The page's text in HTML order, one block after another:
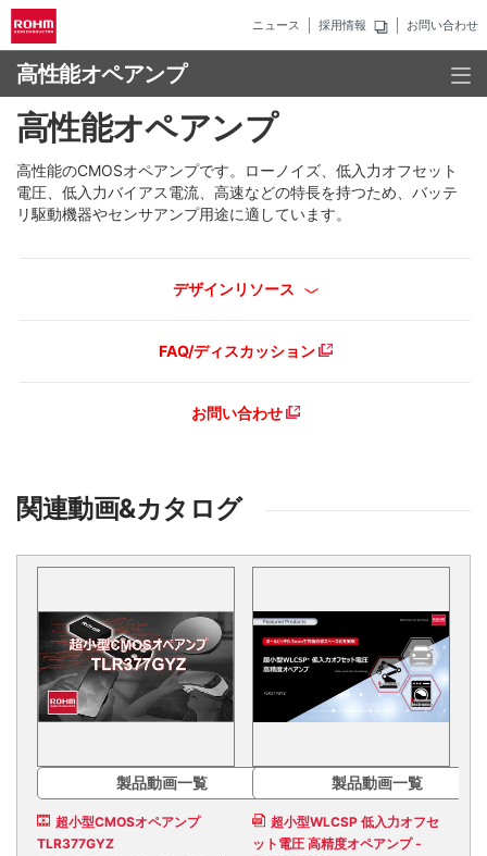
ニュース 採用情報 お問い合わせ
高性能オペアンプ
高性能オペアンプ
高性能のCMOSオペアンプです。ローノイズ、低入力オフセット
電圧、低入力バイアス電流、高速などの特長を持つため、バッテ
リ駆動機器やセンサアンプ用途に適しています。
デザインリソース
FAQ/ディスカッション
お問い合わせ
関連動画&カタログ
製品動画一覧
超小型CMOSオペアンプ
TLR377GYZ
製品動画一覧
超小型WLCSP 低入力オフセ
ット電圧 高精度オペアンプ -